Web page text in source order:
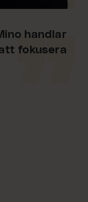
handlar
fokusera